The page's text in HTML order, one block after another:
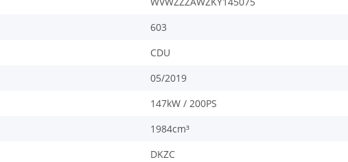
603
CDU
05/2019
147kW / 200PS
1984cm³
DKZC